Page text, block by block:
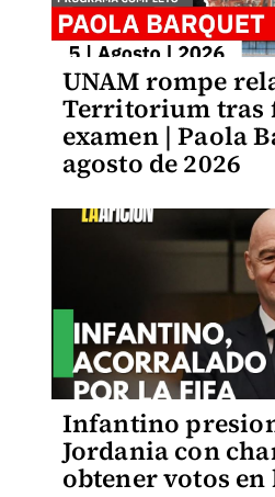
UNAM rompe
Territorium tras
examen | Paola
agosto de 2026
Infantino
Jordania con
obtener votos en